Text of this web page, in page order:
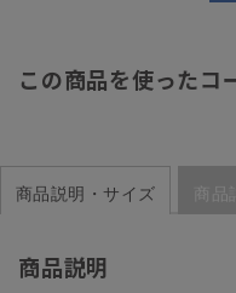
この商品を使ったコ
商品説明・サイズ 商品
商品説明